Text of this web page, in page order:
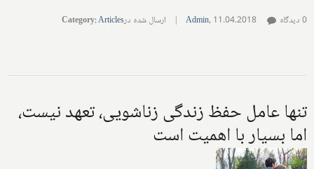
Admin, 11.04.2018
| ارسال شده در Category:Articles 0 دیدگاه
تنها عامل حفظ زندگی زناشویی، تعهد نیست،
اما بسیار با اهمیت است